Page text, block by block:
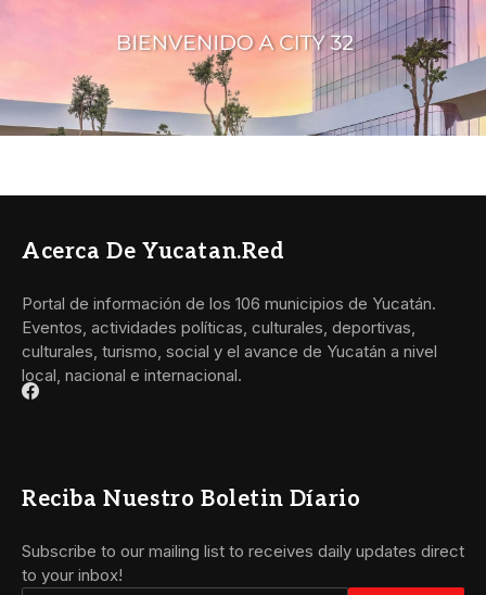
Acerca De Yucatan.red
Portal de información de los 106 municipios de Yucatán.
Eventos, actividades políticas, culturales, deportivas,
culturales, turismo, social y el avance de Yucatán a nivel
local, nacional e internacional.
Reciba Nuestro Boletin Díario
Subscribe to our mailing list to receives daily updates direct
to your inbox!